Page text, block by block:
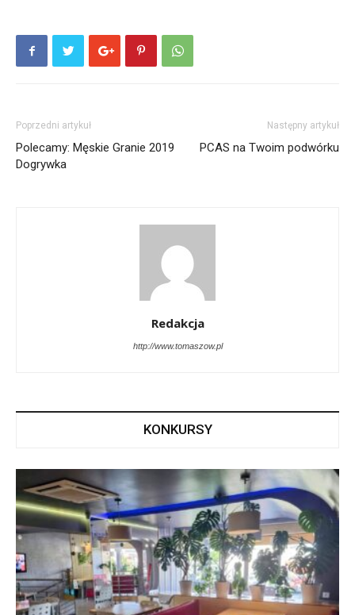
Poprzedni artykuł
Polecamy: Męskie Granie 2019
Dogrywka
Następny artykuł
PCAS na Twoim podwórku
Redakcja
http://www.tomaszow.pl
KONKURSY